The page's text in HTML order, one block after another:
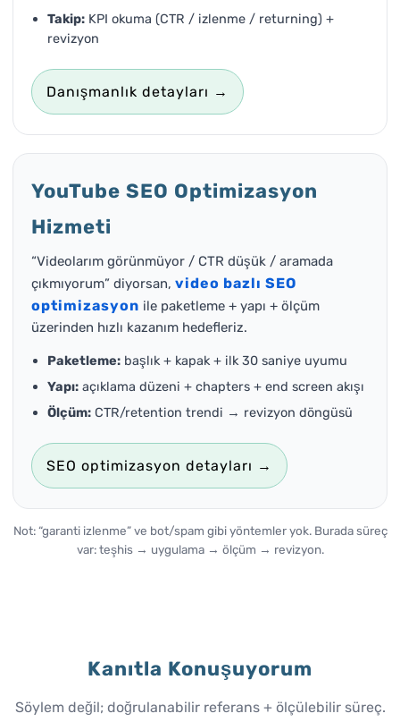
Takip: KPI okuma (CTR / izlenme / returning) +
revizyon
Danışmanlık detayları →
YouTube SEO Optimizasyon
Hizmeti
“Videolarım görünmüyor / CTR düşük / aramada
çıkmıyorum” diyorsan, video bazlı SEO
optimizasyon ile paketleme + yapı + ölçüm
üzerinden hızlı kazanım hedefleriz.
Paketleme: başlık + kapak + ilk 30 saniye uyumu
Yapı: açıklama düzeni + chapters + end screen akışı
Ölçüm: CTR/retention trendi → revizyon döngüsü
SEO optimizasyon detayları →
Not: “garanti izlenme” ve bot/spam gibi yöntemler yok. Burada süreç
var: teşhis → uygulama → ölçüm → revizyon.
Kanıtla Konuşuyorum
Söylem değil; doğrulanabilir referans + ölçülebilir süreç.